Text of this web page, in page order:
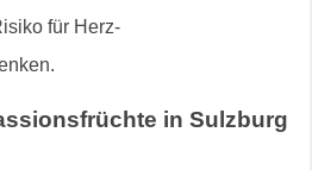
für Herz-
in Sulzburg